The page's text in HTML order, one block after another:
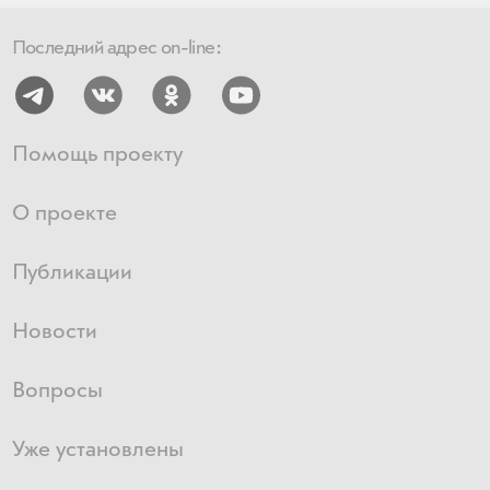
Последний адрес on-line:
Помощь проекту
О проекте
Публикации
Новости
Вопросы
Уже установлены